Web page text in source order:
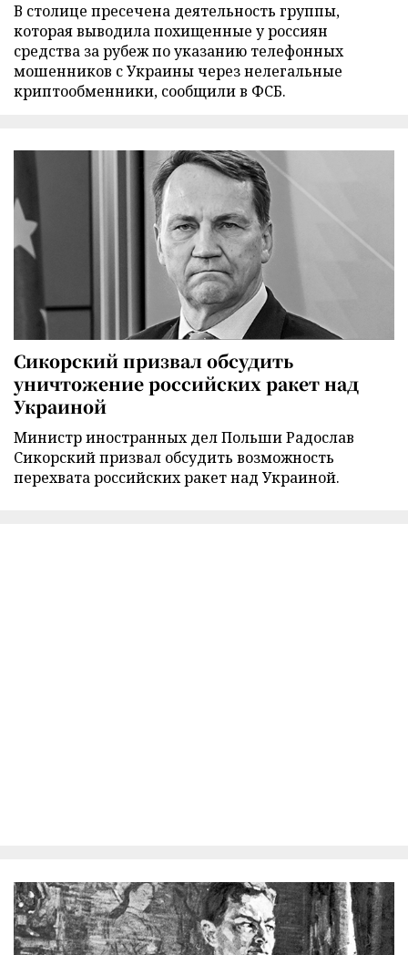
В столице пресечена деятельность группы,
которая выводила похищенные у россиян
средства за рубеж по указанию телефонных
мошенников с Украины через нелегальные
криптообменники, сообщили в ФСБ.
Сикорский призвал обсудить
уничтожение российских ракет над
Украиной
Министр иностранных дел Польши Радослав
Сикорский призвал обсудить возможность
перехвата российских ракет над Украиной.